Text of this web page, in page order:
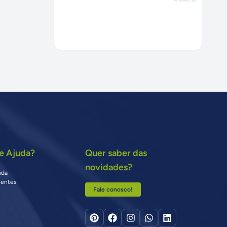
Ajuda?
Quer saber das
novidades?
Fale conosco!